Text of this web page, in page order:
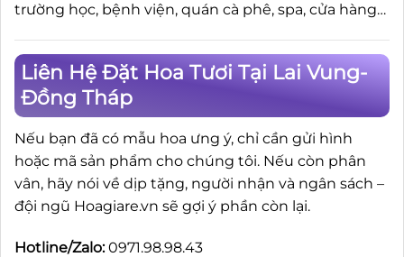
trường học, bệnh viện, quán cà phê, spa, cửa hàng…
Liên Hệ Đặt Hoa Tươi Tại Lai Vung-
Đồng Tháp
Nếu bạn đã có mẫu hoa ưng ý, chỉ cần gửi hình
hoặc mã sản phẩm cho chúng tôi. Nếu còn phân
vân, hãy nói về dịp tặng, người nhận và ngân sách –
đội ngũ Hoagiare.vn sẽ gợi ý phần còn lại.
Hotline/Zalo:0971.98.98.43